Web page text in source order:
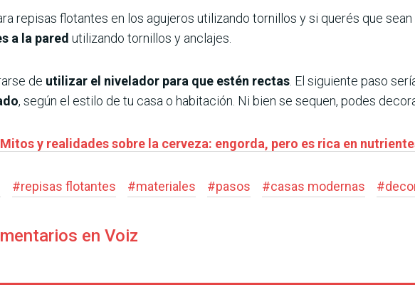
repisas flotantes en los agujeros utilizando tornillos y si querés que
a la pared utilizando tornillos y anclajes.
de utilizar el nivelador para que estén rectas. El siguiente paso
, según el estilo de tu casa o habitación. Ni bien se sequen, podes
y realidades sobre la cerveza: engorda, pero es rica en
#repisas flotantes #materiales #pasos #casas modernas #
en Voiz